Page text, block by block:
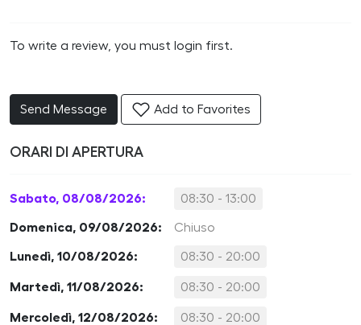
To write a review, you must login first.
Send Message Add to Favorites
ORARI DI APERTURA
Sabato, 08/08/2026: 08:30 - 13:00
Domenica, 09/08/2026: Chiuso
Lunedì, 10/08/2026: 08:30 - 20:00
Martedì, 11/08/2026: 08:30 - 20:00
Mercoledì, 12/08/2026: 08:30 - 20:00